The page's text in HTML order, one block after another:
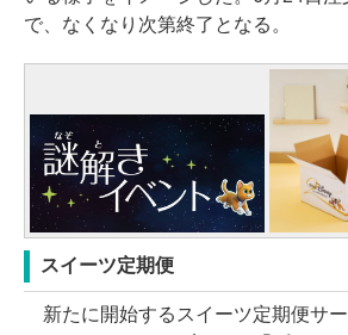
で、なくなり次第終了となる。
スイーツ定期便
新たに開始するスイーツ定期便サ